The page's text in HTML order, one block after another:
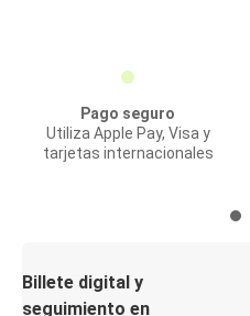
Pago seguro
Utiliza Apple Pay, Visa y
tarjetas internacionales
Billete digital y
seguimiento en